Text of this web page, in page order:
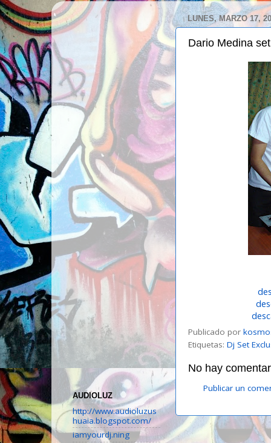
LUNES, MARZO 17,
Dario Medina
Publicado por
Etiquetas: Dj Set
No hay
Publicar un
AUDIOLUZ
http://www.audioluzus
huaia.blogspot.com/
iamyourdj.ning